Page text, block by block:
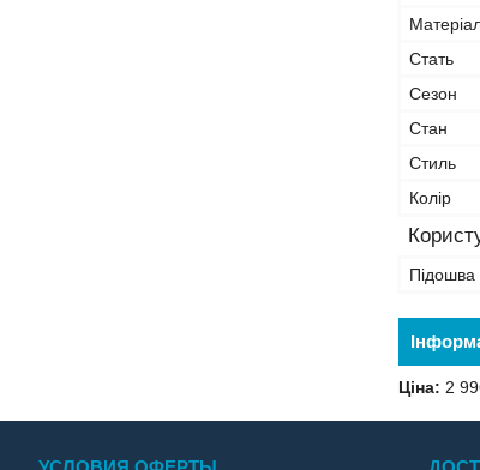
Стать
Сезон
Стан
Стиль
Колір
Підошва
Ціна: 2